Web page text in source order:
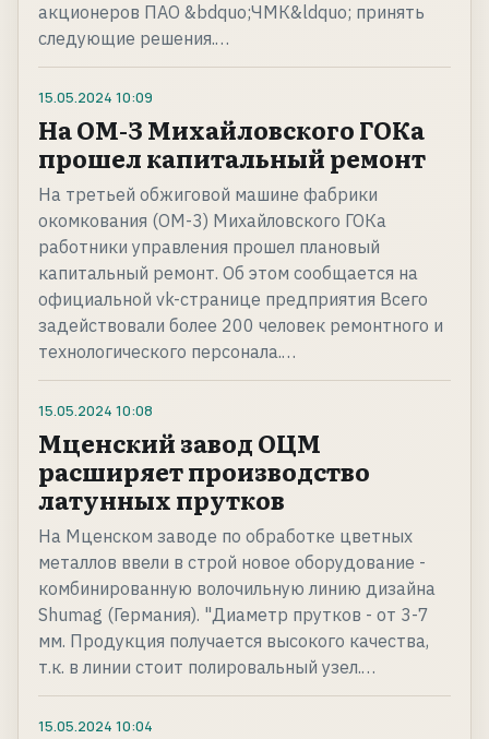
акционеров ПАО &bdquo;ЧМК&ldquo; принять
следующие решения.…
15.05.2024 10:09
На ОМ-З Михайловского ГОКа
прошел капитальный ремонт
На третьей обжиговой машине фабрики
окомкования (ОМ-3) Михайловского ГОКа
работники управления прошел плановый
капитальный ремонт. Об этом сообщается на
официальной vk-странице предприятия Всего
задействовали более 200 человек ремонтного и
технологического персонала.…
15.05.2024 10:08
Мценский завод ОЦМ
расширяет производство
латунных прутков
На Мценском заводе по обработке цветных
металлов ввели в строй новое оборудование -
комбинированную волочильную линию дизайна
Shumag (Германия). "Диаметр прутков - от 3-7
мм. Продукция получается высокого качества,
т.к. в линии стоит полировальный узел.…
15.05.2024 10:04